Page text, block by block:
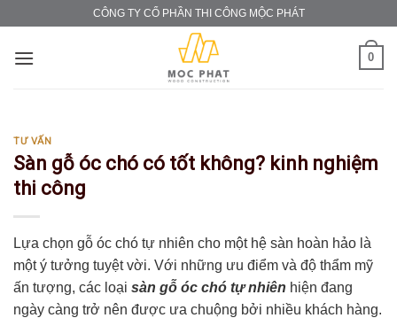
content
CÔNG TY CỔ PHẦN THI CÔNG MỘC PHÁT
0
TƯ VẤN
Sàn gỗ óc chó có tốt không? kinh nghiệm
thi công
Lựa chọn gỗ óc chó tự nhiên cho một hệ sàn hoàn hảo là
một ý tưởng tuyệt vời. Với những ưu điểm và độ thẩm mỹ
ấn tượng, các loại sàn gỗ óc chó tự nhiên hiện đang
ngày càng trở nên được ưa chuộng bởi nhiều khách hàng.